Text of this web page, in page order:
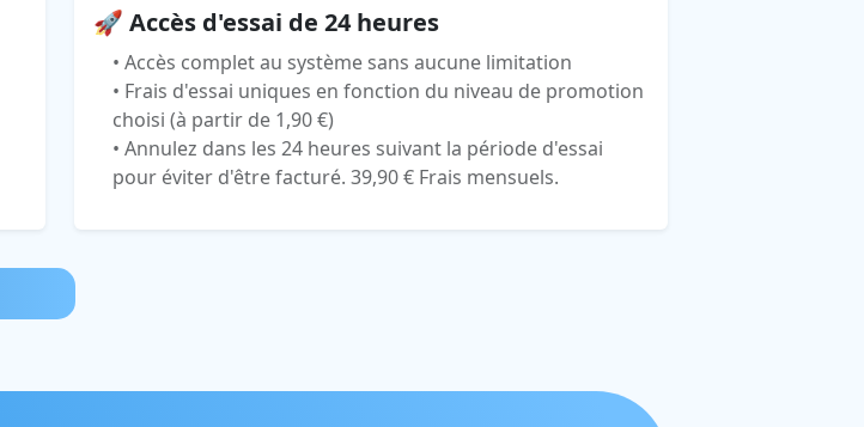
🚀 Accès d'essai de 24 heures
• Accès complet au système sans aucune limitation
• Frais d'essai uniques en fonction du niveau de promotion
choisi (à partir de 1,90 €)
• Annulez dans les 24 heures suivant la période d'essai
pour éviter d'être facturé. 39,90 € Frais mensuels.